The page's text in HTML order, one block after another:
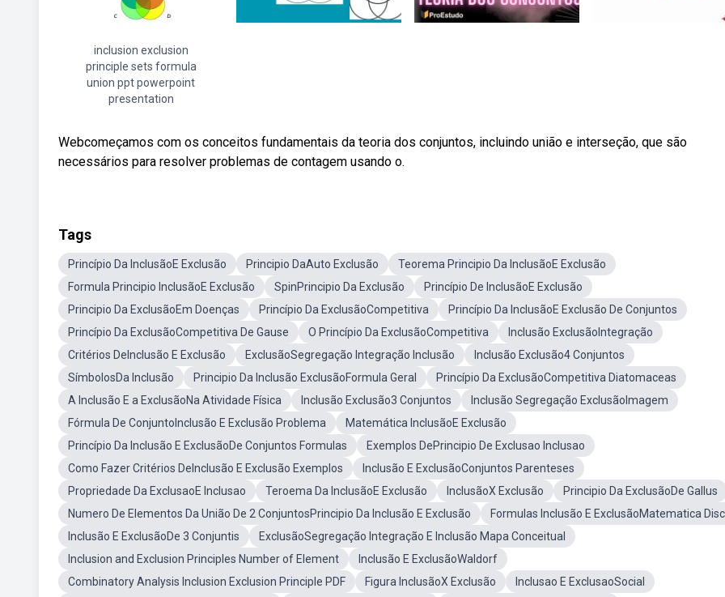
inclusion exclusion
principle sets formula
union ppt powerpoint
presentation
Webcomeçamos com os conceitos fundamentais da teoria dos conjuntos, incluindo união e interseção, que são
necessários para resolver problemas de contagem usando o.
Tags
Princípio Da InclusãoE Exclusão Principio DaAuto Exclusão
Teorema Principio Da InclusãoE Exclusão
Formula Principio InclusãoE Exclusão
SpinPrincipio Da Exclusão
Princípio De InclusãoE Exclusão
Principio Da ExclusãoEm Doenças
Princípio Da ExclusãoCompetitiva
Princípio Da InclusãoE Exclusão De Conjuntos
Princípio Da ExclusãoCompetitiva De Gause
O Princípio Da ExclusãoCompetitiva
Inclusão ExclusãoIntegração
Critérios DeInclusão E Exclusão
ExclusãoSegregação Integração Inclusão
Inclusão Exclusão4 Conjuntos
SímbolosDa Inclusão
Principio Da Inclusão ExclusãoFormula Geral
Princípio Da ExclusãoCompetitiva Diatomaceas
A Inclusão E a ExclusãoNa Atividade Física
Inclusão Exclusão3 Conjuntos
Inclusão Segregação ExclusãoImagem
Fórmula De ConjuntoInclusão E Exclusão Problema
Matemática InclusãoE Exclusão
Princípio Da Inclusão E ExclusãoDe Conjuntos Formulas
Exemplos DePrincipio De Exclusao Inclusao
Como Fazer Critérios DeInclusão E Exclusão Exemplos
Inclusão E ExclusãoConjuntos Parenteses
Propriedade Da ExclusaoE Inclusao
Teroema Da InclusãoE Exclusão InclusãoX Exclusão
Principio Da ExclusãoDe Gallus
Numero De Elementos Da União De 2 ConjuntosPrincipio Da Inclusão E Exclusão
Formulas Inclusão E ExclusãoMatematica
Inclusão E ExclusãoDe 3 Conjuntis
ExclusãoSegregação Integração E Inclusão Mapa Conceitual
Inclusion and Exclusion Principles Number of Element
Inclusão E ExclusãoWaldorf
Combinatory Analysis Inclusion Exclusion Principle PDF
Figura InclusãoX Exclusão
Inclusao E ExclusaoSocial